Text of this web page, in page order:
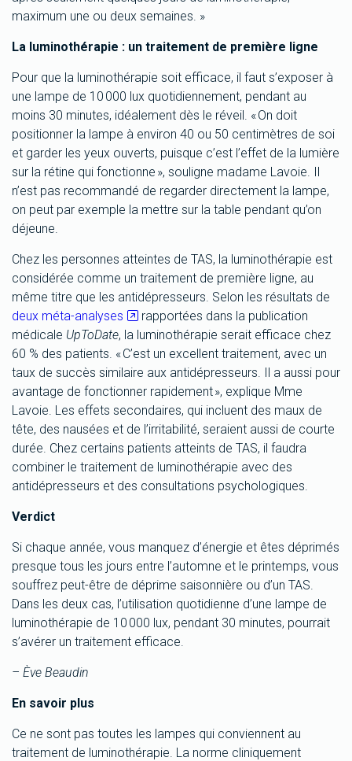
maximum une ou deux semaines. »
La luminothérapie : un traitement de première ligne
Pour que la luminothérapie soit efficace, il faut s’exposer à
une lampe de 10 000 lux quotidiennement, pendant au
moins 30 minutes, idéalement dès le réveil. « On doit
positionner la lampe à environ 40 ou 50 centimètres de soi
et garder les yeux ouverts, puisque c’est l’effet de la lumière
sur la rétine qui fonctionne », souligne madame Lavoie. Il
n’est pas recommandé de regarder directement la lampe,
on peut par exemple la mettre sur la table pendant qu’on
déjeune.
Chez les personnes atteintes de TAS, la luminothérapie est
considérée comme un traitement de première ligne, au
même titre que les antidépresseurs. Selon les résultats de
deux méta-analyses
rapportées dans la publication
médicale UpToDate, la luminothérapie serait efficace chez
60 % des patients. « C’est un excellent traitement, avec un
taux de succès similaire aux antidépresseurs. Il a aussi pour
avantage de fonctionner rapidement », explique Mme
Lavoie. Les effets secondaires, qui incluent des maux de
tête, des nausées et de l’irritabilité, seraient aussi de courte
durée. Chez certains patients atteints de TAS, il faudra
combiner le traitement de luminothérapie avec des
antidépresseurs et des consultations psychologiques.
Verdict
Si chaque année, vous manquez d’énergie et êtes déprimés
presque tous les jours entre l’automne et le printemps, vous
souffrez peut-être de déprime saisonnière ou d’un TAS.
Dans les deux cas, l’utilisation quotidienne d’une lampe de
luminothérapie de 10 000 lux, pendant 30 minutes, pourrait
s’avérer un traitement efficace.
– Ève Beaudin
En savoir plus
Ce ne sont pas toutes les lampes qui conviennent au
traitement de luminothérapie. La norme cliniquement